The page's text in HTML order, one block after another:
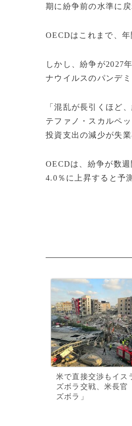
期に紛争前の水準に
OECDはこれまで、
しかし、紛争が2027
ナウイルスのパンデ
「混乱が長引くほど
テファノ・スカルペ
投資支出の減少が失
OECDは、紛争が数
4.0％に上昇すると予
米で直接交渉もイス
ズボラ交戦、米長官
ズボラ」